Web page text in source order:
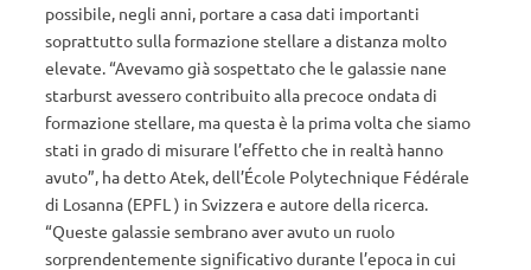
possibile, negli anni, portare a casa dati importanti
soprattutto sulla formazione stellare a distanza molto
elevate. “Avevamo già sospettato che le galassie nane
starburst avessero contribuito alla precoce ondata di
formazione stellare, ma questa è la prima volta che siamo
stati in grado di misurare l’effetto che in realtà hanno
avuto”, ha detto Atek, dell’École Polytechnique Fédérale
di Losanna (EPFL ) in Svizzera e autore della ricerca.
“Queste galassie sembrano aver avuto un ruolo
sorprendentemente significativo durante l’epoca in cui